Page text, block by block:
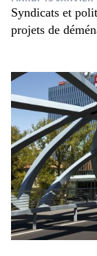
Syndicats et
projets de